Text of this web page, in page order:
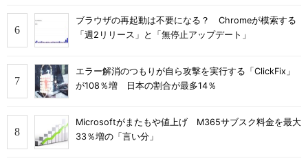
ブラウザの再起動は不要になる？ Chromeが模索する
「週2リリース」と「無停止アップデート」
エラー解消のつもりが自ら攻撃を実行する「ClickFix」
が108％増 日本の割合が最多14％
Microsoftがまたもや値上げ M365サブスク料金を最大
33％増の「言い分」